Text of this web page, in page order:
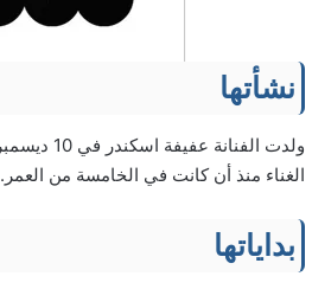
نشأتها
الغناء منذ أن كانت في الخامسة من العمر.
بداياتها